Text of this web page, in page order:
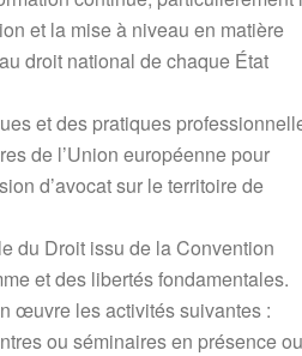
et la mise à niveau en matière
droit national de chaque État
et des pratiques
de l’Union européenne pour
d’avocat sur le territoire de
du Droit issu de la Convention
et des libertés fondamentales.
œuvre les activités suivantes :
ou séminaires en présence